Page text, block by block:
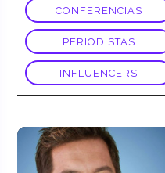
CONFERENCIAS
PERIODISTAS
INFLUENCERS